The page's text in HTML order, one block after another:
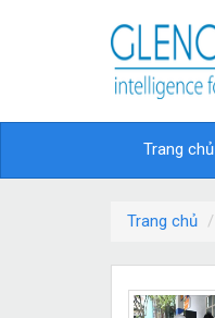
Trang chủ
Trang chủ